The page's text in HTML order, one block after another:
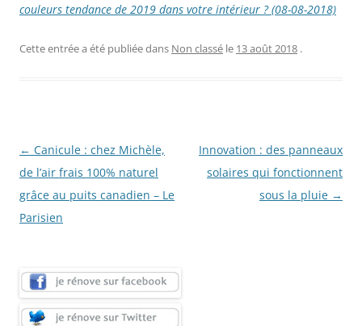
couleurs tendance de 2019 dans votre intérieur ? (08-08-2018)
Cette entrée a été publiée dans Non classé le 13 août 2018 .
Navigation
des
articles
← Canicule : chez Michèle,
de l’air frais 100% naturel
grâce au puits canadien – Le
Parisien
Innovation : des panneaux
solaires qui fonctionnent
sous la pluie →